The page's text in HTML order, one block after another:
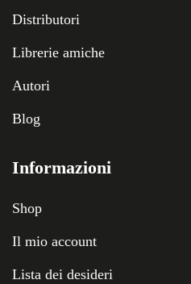
Distributori
Librerie amiche
Autori
Blog
Informazioni
Shop
Il mio account
Lista dei desideri